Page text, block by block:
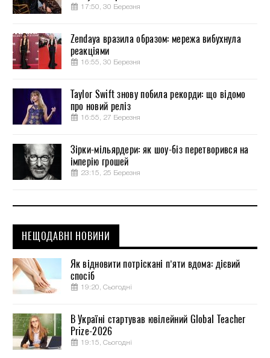
17:50, 30 Березня
Zendaya вразила образом: мережа вибухнула
реакціями
16:55, 30 Березня
Taylor Swift знову побила рекорди: що відомо
про новий реліз
16:55, 27 Березня
Зірки-мільярдери: як шоу-біз перетворився на
імперію грошей
23:15, 25 Березня
НЕЩОДАВНІ НОВИНИ
Як відновити потріскані п’яти вдома: дієвий
спосіб
19:20, Сьогодні
В Україні стартував ювілейний Global Teacher
Prize-2026
19:15, Сьогодні